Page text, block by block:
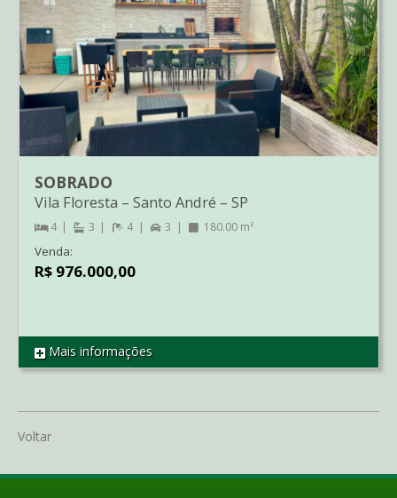
REF SO2100
SOBRADO
Vila Floresta – Santo André – SP
4 3 4 3 180.00 m²
Venda:
R$ 976.000,00
Mais informações
Voltar